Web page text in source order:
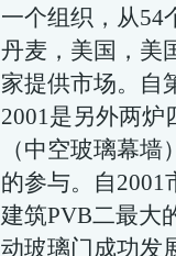
一个组织，从54
丹麦，美国，美
家提供市场。自
2001是另外两
（中空玻璃幕墙
的参与。自
建筑PVB二最大
动玻璃门成功发